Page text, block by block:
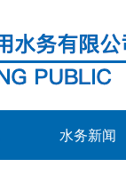
水务新闻